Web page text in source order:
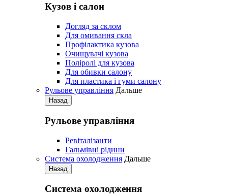
Кузов і салон
Догляд за склом
Для омивання скла
Профілактика кузова
Очищувачі кузова
Поліролі для кузова
Для обивки салону
Для пластика і гуми салону
Рульове управління Дальше
Назад
Рульове управління
Ревіталізанти
Гальмівні рідини
Система охолодження Дальше
Назад
Система охолодження